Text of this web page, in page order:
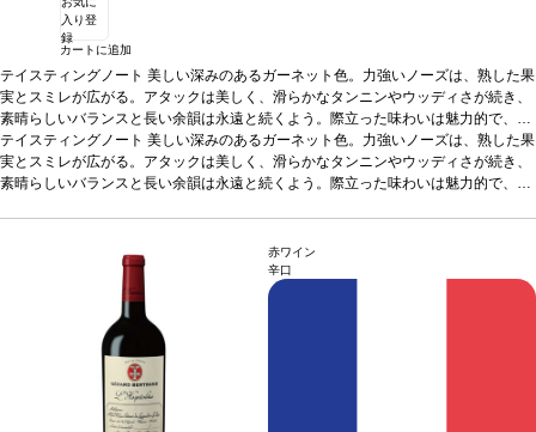
入り登
録
カートに追加
テイスティングノート 美しい深みのあるガーネット色。力強いノーズは、熟した果
実とスミレが広がる。アタックは美しく、滑らかなタンニンやウッディさが続き、
素晴らしいバランスと長い余韻は永遠と続くよう。際立った味わいは魅力的で、長
い熟成のポテンシャルを予感させる。合う料理グリルした赤肉料理、狩猟肉、上
質なチーズなどと好相性葡萄品種シラー、グルナッシュ、カリニャン*本ヴィンテ
ージが在庫切れの場合、在庫があり価格が同様の場合は自動的に次のヴィンテージ
テイスティングノート 美しい深みのあるガーネット色。力強いノーズは、熟した果
実とスミレが広がる。アタックは美しく、滑らかなタンニンやウッディさが続き、
素晴らしいバランスと長い余韻は永遠と続くよう。際立った味わいは魅力的で、長
ージが在庫切れの場合、在庫があり価格が同様の場合は自動的に次のヴィンテージ
に変更されます、ご了承ください。
赤ワイン
辛口